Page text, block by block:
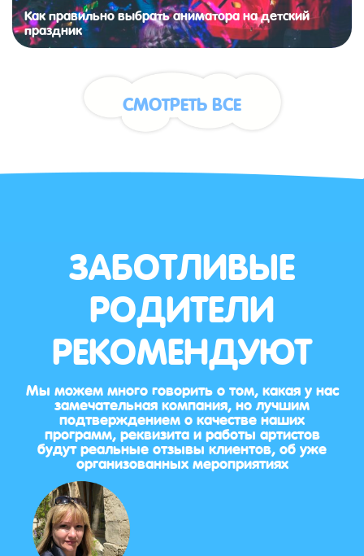
Как правильно выбрать аниматора на детский
праздник
СМОТРЕТЬ ВСЕ
ЗАБОТЛИВЫЕ
РОДИТЕЛИ
РЕКОМЕНДУЮТ
Мы можем много говорить о том, какая у нас
замечательная компания, но лучшим
подтверждением о качестве наших
программ, реквизита и работы артистов
будут реальные отзывы клиентов, об уже
организованных мероприятиях